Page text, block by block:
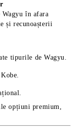
în afara
și recunoașterii
tipurile de Wagyu.
opțiuni premium,